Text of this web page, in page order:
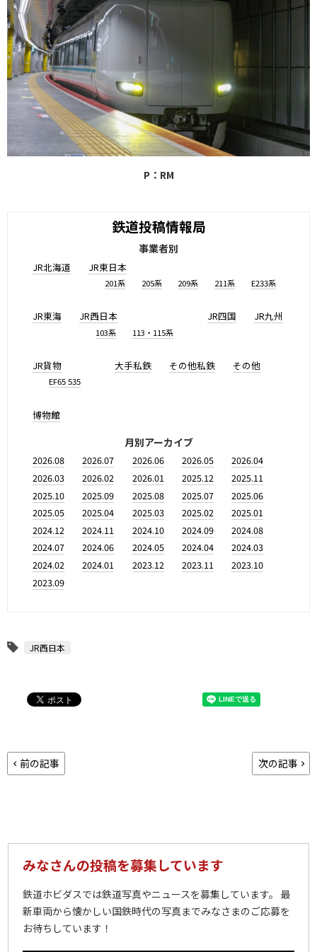
P：RM
鉄道投稿情報局
事業者別
JR北海道 JR東日本
201系 205系 209系 211系 E233系
JR東海 JR西日本
103系 113・115系
JR四国 JR九州
JR貨物
EF65 535
大手私鉄 その他私鉄 その他
博物館
月別アーカイブ
2026.08 2026.07 2026.06 2026.05
2026.04
2026.03
2026.02 2026.01 2025.12
2025.11
2025.10
2025.09 2025.08 2025.07
2025.06
2025.05
2025.04 2025.03 2025.02
2025.01
2024.12
2024.11 2024.10 2024.09
2024.08
2024.07
2024.06 2024.05 2024.04
2024.03
2024.02
2024.01 2023.12 2023.11
2023.10
2023.09
JR西日本
前の記事 次の記事
みなさんの投稿を募集しています
鉄道ホビダスでは鉄道写真やニュースを募集しています。 最
新車両から懐かしい国鉄時代の写真までみなさまのご応募を
お待ちしています！